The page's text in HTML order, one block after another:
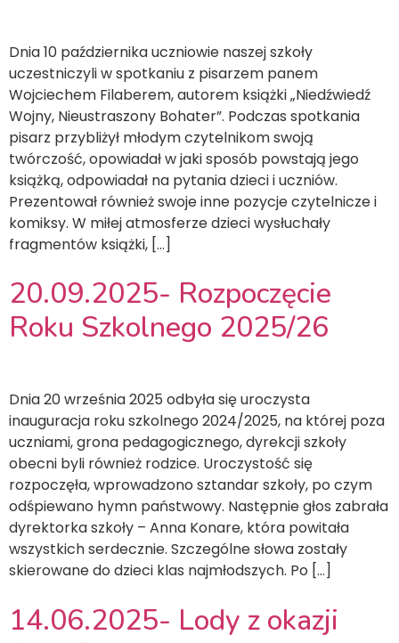
Dnia 10 października uczniowie naszej szkoły
uczestniczyli w spotkaniu z pisarzem panem
Wojciechem Filaberem, autorem książki „Niedźwiedź
Wojny, Nieustraszony Bohater”. Podczas spotkania
pisarz przybliżył młodym czytelnikom swoją
twórczość, opowiadał w jaki sposób powstają jego
książką, odpowiadał na pytania dzieci i uczniów.
Prezentował również swoje inne pozycje czytelnicze i
komiksy. W miłej atmosferze dzieci wysłuchały
fragmentów książki, […]
20.09.2025- Rozpoczęcie
Roku Szkolnego 2025/26
Dnia 20 września 2025 odbyła się uroczysta
inauguracja roku szkolnego 2024/2025, na której poza
uczniami, grona pedagogicznego, dyrekcji szkoły
obecni byli również rodzice. Uroczystość się
rozpoczęła, wprowadzono sztandar szkoły, po czym
odśpiewano hymn państwowy. Następnie głos zabrała
dyrektorka szkoły – Anna Konare, która powitała
wszystkich serdecznie. Szczególne słowa zostały
skierowane do dzieci klas najmłodszych. Po […]
14.06.2025- Lody z okazji